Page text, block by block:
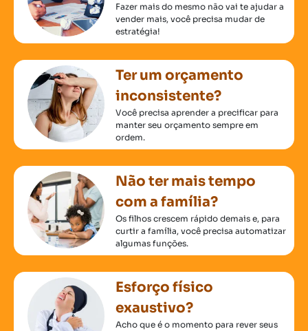
Fazer mais do mesmo não vai te ajudar a
vender mais, você precisa mudar de
estratégia!
Ter um orçamento
inconsistente?
Você precisa aprender a precificar para
manter seu orçamento sempre em
ordem.
Não ter mais tempo
com a família?
Os filhos crescem rápido demais e, para
curtir a família, você precisa automatizar
algumas funções.
Esforço físico
exaustivo?
Acho que é o momento para rever seus